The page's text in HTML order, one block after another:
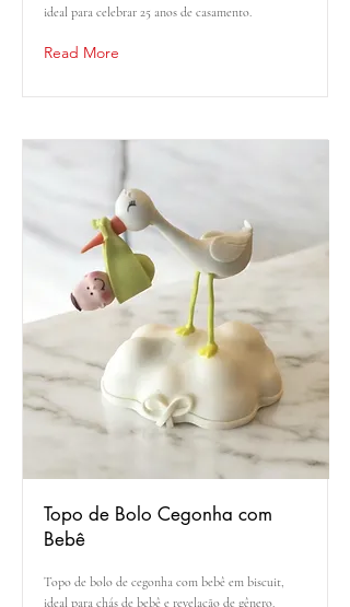
ideal para celebrar 25 anos de casamento.
Read More
Topo de Bolo Cegonha com
Bebê
Topo de bolo de cegonha com bebê em biscuit,
ideal para chás de bebê e revelação de gênero.